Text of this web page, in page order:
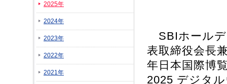
SBIホールデ
表取締役会長
年日本国際博
2025 デジタ
2025年
2024年
2023年
2022年
2021年